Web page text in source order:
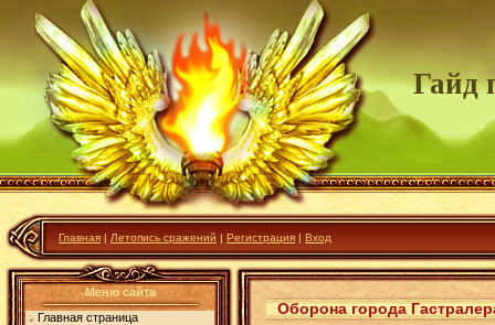
Гайд
Главная | Летопись сражений | Регистрация | Вход
Меню сайта
Главная страница
Оборона города